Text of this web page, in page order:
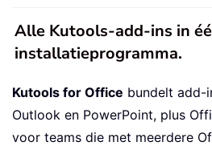
Alle Kutools-add-ins in
installatieprogramma.
Kutools for Office bundelt add-
Outlook en PowerPoint, plus
voor teams die met meerdere